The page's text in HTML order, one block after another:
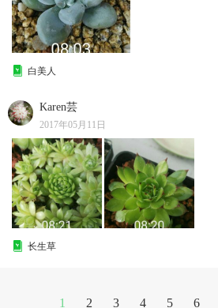
白美人
Karen芸
2017年05月11日
长生草
1 2 3 4 5 6